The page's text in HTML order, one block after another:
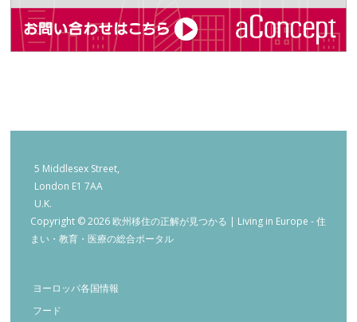
5 Middlesex Street,
London E1 7AA
U.K.
Copyright © 2026 欧州移住の正解が見つかる | Living in Europe - 住
まい・教育・医療の総合ポータル
ヨーロッパ各国情報
フード